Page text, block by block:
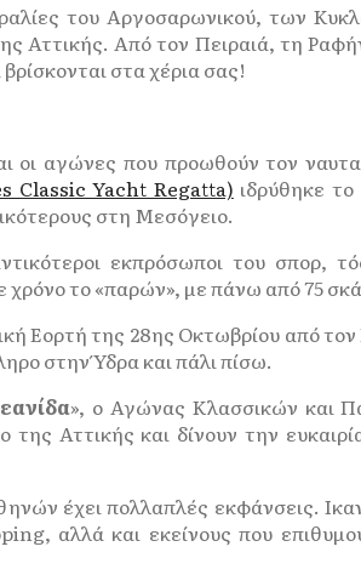
του Αργοσαρωνικού, των
Αττικής. Από τον Πειραιά, τη
στα χέρια σας!
αγώνες που προωθούν τον
Classic Yacht Regatta) ιδρύθηκε το
στη Μεσόγειο.
εκπρόσωποι του σπορ,
χρόνο το «παρών», με πάνω από 75
Εορτή της 28ης Οκτωβρίου από
στην Ύδρα και πάλι πίσω.
», ο Αγώνας Κλασσικών και
Αττικής και δίνουν την
έχει πολλαπλές εκφάνσεις.
αλλά και εκείνους που